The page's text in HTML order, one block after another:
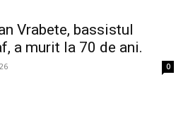
Vrabete, bassistul
a murit la 70 de ani.
0